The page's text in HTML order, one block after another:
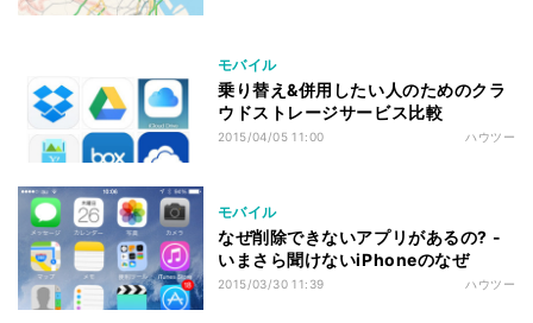
モバイル
乗り替え&併用したい人のためのクラ
ウドストレージサービス比較
2015/04/05 11:00 ハウツー
モバイル
なぜ削除できないアプリがあるの? -
いまさら聞けないiPhoneのなぜ
2015/03/30 11:39 ハウツー